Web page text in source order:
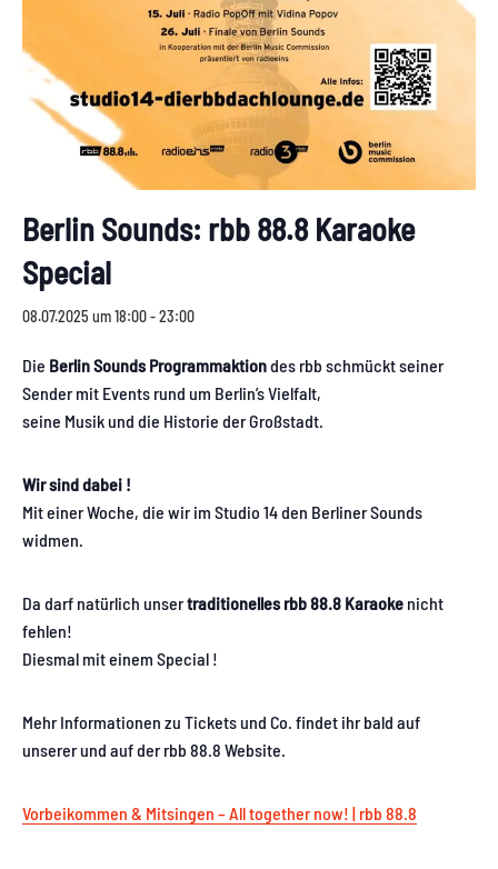
Berlin Sounds: rbb 88.8 Karaoke
Special
08.07.2025 um 18:00-23:00
Die Berlin Sounds Programmaktiondes rbb schmückt seiner
Sender mit Events rund um Berlin’s Vielfalt,
seine Musik und die Historie der Großstadt.
Wir sind dabei !
Mit einer Woche, die wir im Studio 14 den Berliner Sounds
widmen.
Da darf natürlich unsertraditionelles rbb 88.8 Karaoke nicht
fehlen!
Diesmal mit einem Special !
Mehr Informationen zu Tickets und Co. findet ihr bald auf
unserer und auf der rbb 88.8 Website.
Vorbeikommen & Mitsingen – All together now! | rbb 88.8